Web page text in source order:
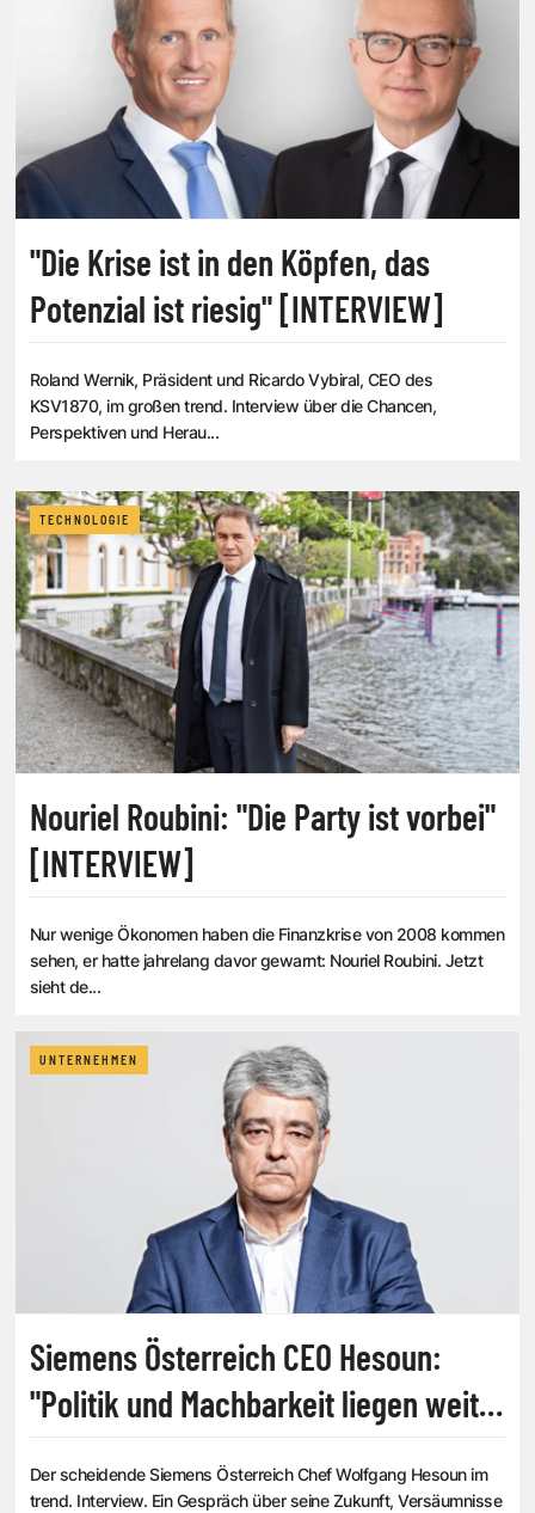
"Die Krise ist in den Köpfen, das
Potenzial ist riesig" [INTERVIEW]
Roland Wernik, Präsident und Ricardo Vybiral, CEO des
KSV1870, im großen trend. Interview über die Chancen,
Perspektiven und Herau...
TECHNOLOGIE
Nouriel Roubini: "Die Party ist vorbei"
[INTERVIEW]
Nur wenige Ökonomen haben die Finanzkrise von 2008 kommen
sehen, er hatte jahrelang davor gewarnt: Nouriel Roubini. Jetzt
sieht de...
UNTERNEHMEN
Siemens Österreich CEO Hesoun:
"Politik und Machbarkeit liegen weit
Der scheidende Siemens Österreich Chef Wolfgang Hesoun im
trend. Interview. Ein Gespräch über seine Zukunft, Versäumnisse